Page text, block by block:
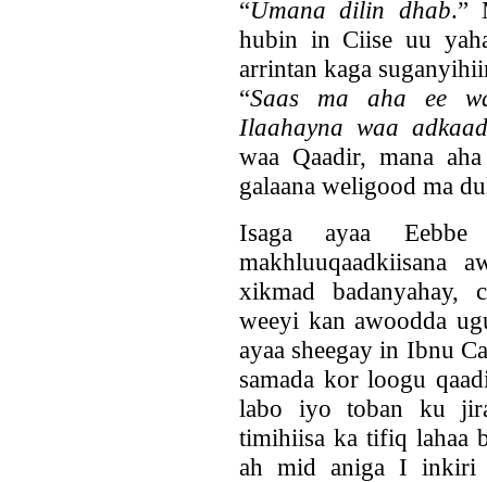
“Umana dilin dhab.”
hubin in Ciise uu
arrintan kaga
“Saas ma aha ee
Ilaahayna waa
waa Qaadir, mana
galaana weligood ma
Isaga ayaa
makhluuqaadkiisana
xikmad badanyahay,
weeyi kan awoodda
ayaa sheegay in Ibnu
samada kor loogu
labo iyo toban ku
timihiisa ka tifiq lahaa
ah mid aniga I inkiri